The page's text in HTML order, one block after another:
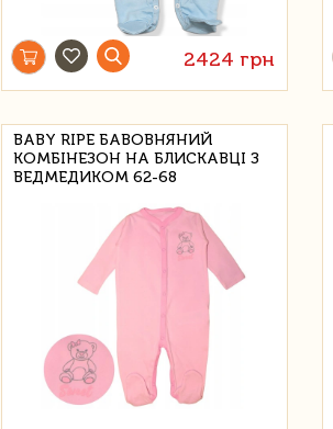
2424 грн
BABY RIPE БАВОВНЯНИЙ
КОМБІНЕЗОН НА БЛИСКАВЦІ З
ВЕДМЕДИКОМ 62-68